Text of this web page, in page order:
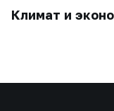
Климат и